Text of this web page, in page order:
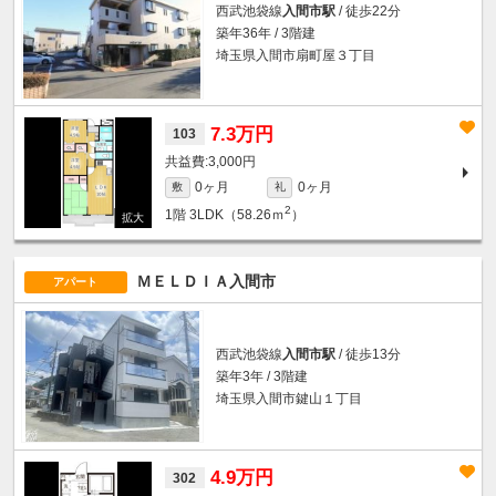
西武池袋線 入間市駅 / 徒歩22分
築年36年 / 3階建
埼玉県入間市扇町屋３丁目
103 7.3万円
3,000円
敷 0ヶ月 礼
0ヶ月
1階 3LDK（58.26ｍ2 ）
アパート ＭＥＬＤＩＡ入間市
西武池袋線入間市駅 / 徒歩13分
築年3年 / 3階建
埼玉県入間市鍵山１丁目
302 4.9万円